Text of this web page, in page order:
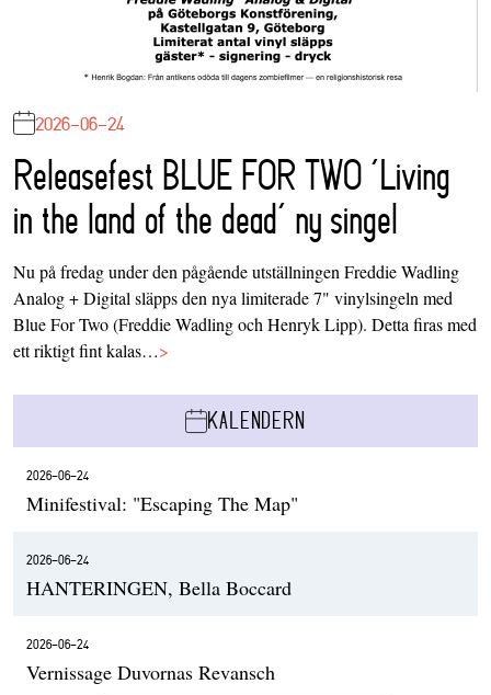
2026-06-24
Releasefest BLUE FOR TWO ‘Living
in the land of the dead’ ny singel
Nu på fredag under den pågående utställningen Freddie Wadling
Analog + Digital släpps den nya limiterade 7" vinylsingeln med
Blue For Two (Freddie Wadling och Henryk Lipp). Detta firas med
ett riktigt fint kalas…>
KALENDERN
2026-06-24
Minifestival: "Escaping The Map"
2026-06-24
HANTERINGEN, Bella Boccard
2026-06-24
Vernissage Duvornas Revansch